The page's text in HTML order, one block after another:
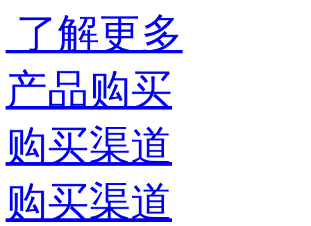
了解更多
产品购买
购买渠道
购买渠道